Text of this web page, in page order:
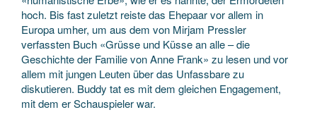
hoch. Bis fast zuletzt reiste das Ehepaar vor allem in
Europa umher, um aus dem von Mirjam Pressler
verfassten Buch «Grüsse und Küsse an alle – die
Geschichte der Familie von Anne Frank» zu lesen und vor
allem mit jungen Leuten über das Unfassbare zu
diskutieren. Buddy tat es mit dem gleichen Engagement,
mit dem er Schauspieler war.